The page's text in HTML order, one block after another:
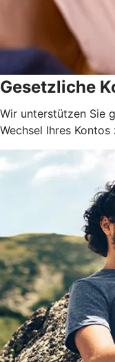
Gesetzliche
Wir unterstützen Sie
Wechsel Ihres Kontos